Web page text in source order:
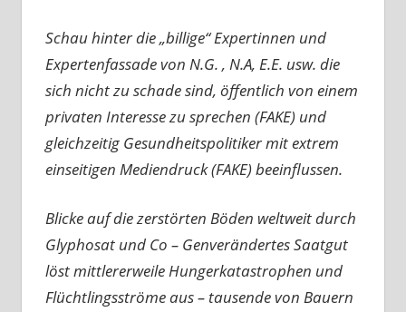
Schau hinter die „billige“ Expertinnen und
Expertenfassade von N.G. , N.A, E.E. usw. die
sich nicht zu schade sind, öffentlich von einem
privaten Interesse zu sprechen (FAKE) und
gleichzeitig Gesundheitspolitiker mit extrem
einseitigen Mediendruck (FAKE) beeinflussen.
Blicke auf die zerstörten Böden weltweit durch
Glyphosat und Co – Genverändertes Saatgut
löst mittlererweile Hungerkatastrophen und
Flüchtlingsströme aus – tausende von Bauern